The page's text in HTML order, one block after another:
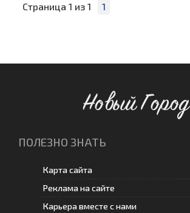
Страница 1 из 1 1
Новый Город
ПОЛЕЗНО ЗНАТЬ
Карта сайта
Реклама на сайте
Карьера вместе с нами